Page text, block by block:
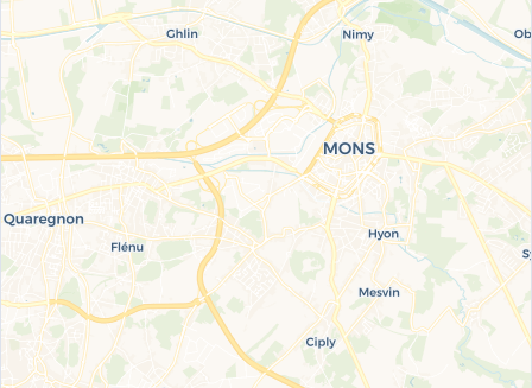
WhatsApp 📋 Copier
🗺️ Y aller